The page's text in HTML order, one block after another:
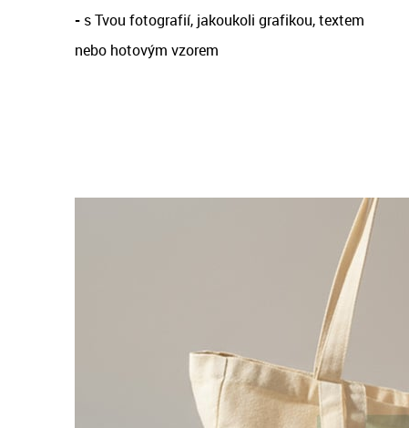
- s Tvou fotografií, jakoukoli grafikou, textem
nebo hotovým vzorem